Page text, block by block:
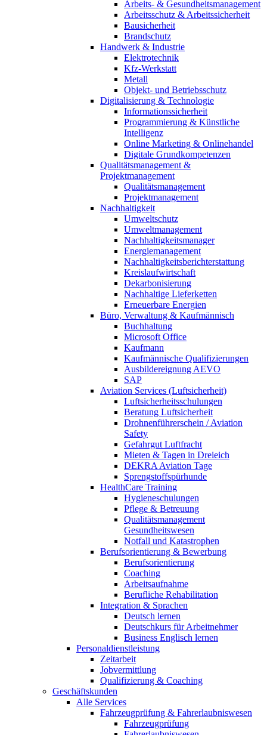
Arbeits- & Gesundheitsmanagement
Arbeitsschutz & Arbeitssicherheit
Bausicherheit
Brandschutz
Handwerk & Industrie
Elektrotechnik
Kfz-Werkstatt
Metall
Objekt- und Betriebsschutz
Digitalisierung & Technologie
Informationssicherheit
Programmierung & Künstliche
Intelligenz
Online Marketing & Onlinehandel
Digitale Grundkompetenzen
Qualitätsmanagement &
Projektmanagement
Qualitätsmanagement
Projektmanagement
Nachhaltigkeit
Umweltschutz
Umweltmanagement
Nachhaltigkeitsmanager
Energiemanagement
Nachhaltigkeitsberichterstattung
Kreislaufwirtschaft
Dekarbonisierung
Nachhaltige Lieferketten
Erneuerbare Energien
Büro, Verwaltung & Kaufmännisch
Buchhaltung
Microsoft Office
Kaufmann
Kaufmännische Qualifizierungen
Ausbildereignung AEVO
SAP
Aviation Services (Luftsicherheit)
Luftsicherheitsschulungen
Beratung Luftsicherheit
Drohnenführerschein / Aviation
Safety
Gefahrgut Luftfracht
Mieten & Tagen in Dreieich
DEKRA Aviation Tage
Sprengstoffspürhunde
HealthCare Training
Hygieneschulungen
Pflege & Betreuung
Qualitätsmanagement
Gesundheitswesen
Notfall und Katastrophen
Berufsorientierung & Bewerbung
Berufsorientierung
Coaching
Arbeitsaufnahme
Berufliche Rehabilitation
Integration & Sprachen
Deutsch lernen
Deutschkurs für Arbeitnehmer
Business Englisch lernen
Personaldienstleistung
Zeitarbeit
Jobvermittlung
Qualifizierung & Coaching
Geschäftskunden
Alle Services
Fahrzeugprüfung & Fahrerlaubniswesen
Fahrzeugprüfung